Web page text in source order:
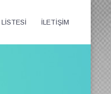
LİSTESİ İLETİŞİM